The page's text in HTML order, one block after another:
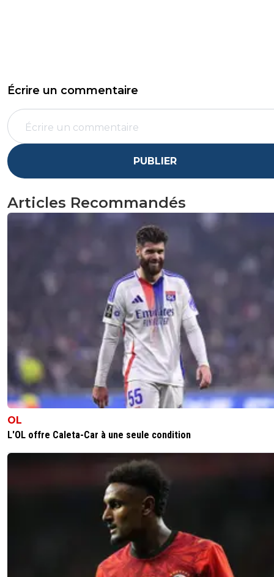
Écrire un commentaire
PUBLIER
Articles Recommandés
OL
L'OL offre Caleta-Car à une seule condition